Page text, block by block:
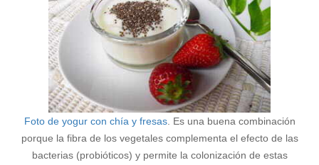
Foto de yogur con chía y fresas. Es una buena combinación
porque la fibra de los vegetales complementa el efecto de las
bacterias (probióticos) y permite la colonización de estas